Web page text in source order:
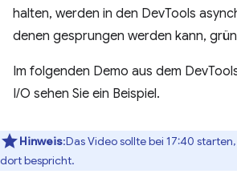
halten, werden in den DevTools
denen gesprungen werden kann,
Im folgenden Demo aus dem
I/O sehen Sie ein Beispiel.
Hinweis:Das Video sollte bei 17:40
dort bespricht.